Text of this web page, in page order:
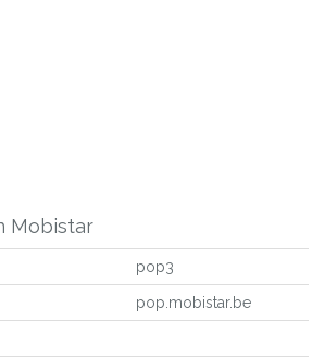
Mobistar
pop3
pop.mobistar.be